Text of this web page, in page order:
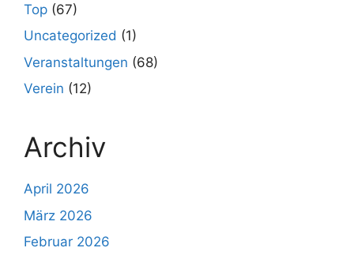
Top (67)
Uncategorized (1)
Veranstaltungen (68)
Verein (12)
Archiv
April 2026
März 2026
Februar 2026